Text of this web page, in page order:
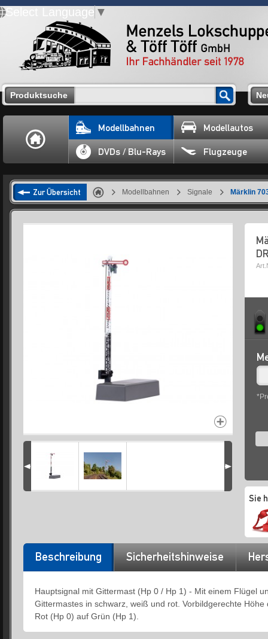
Select Language ▼
Produktsuche
Modellbahnen Modellautos
DVDs / Blu-Rays Flugzeuge
Zur Übersicht Modellbahnen Signale Märklin
Sie
Beschreibung Sicherheitshinweise
Hauptsignal mit Gittermast (Hp 0 / Hp 1) - Mit einem Flügel
Gittermastes in schwarz, weiß und rot. Vorbildgerechte
Rot (Hp 0) auf Grün (Hp 1).